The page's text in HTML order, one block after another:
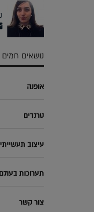
נושאים חמים
אופנה
טרנדים
עיצוב תעשייתי
תערוכות בעולם
צור קשר